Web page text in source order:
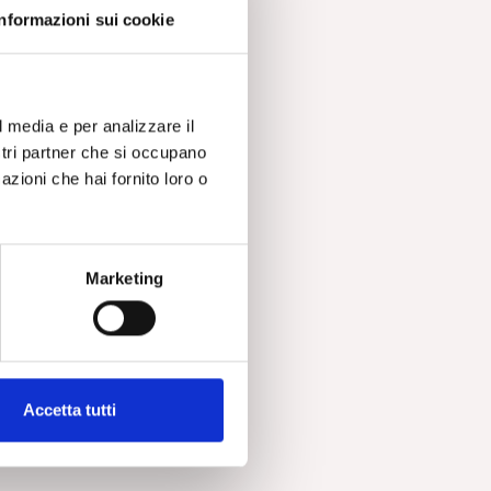
sui cookie
e per analizzare il
partner che si occupano
che hai fornito loro o
Marketing
Accetta tutti